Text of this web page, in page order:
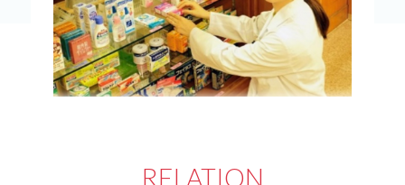
RELATION